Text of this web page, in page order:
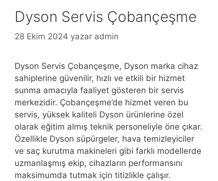
Dyson Servis Çobançeşme
28 Ekim 2024 yazar admin
Dyson Servis Çobançeşme, Dyson marka cihaz
sahiplerine güvenilir, hızlı ve etkili bir hizmet
sunma amacıyla faaliyet gösteren bir servis
merkezidir. Çobançeşme’de hizmet veren bu
servis, yüksek kaliteli Dyson ürünlerine özel
olarak eğitim almış teknik personeliyle öne çıkar.
Özellikle Dyson süpürgeler, hava temizleyiciler
ve saç kurutma makineleri gibi farklı modellerde
uzmanlaşmış ekip, cihazların performansını
maksimumda tutmak için titizlikle çalışır.